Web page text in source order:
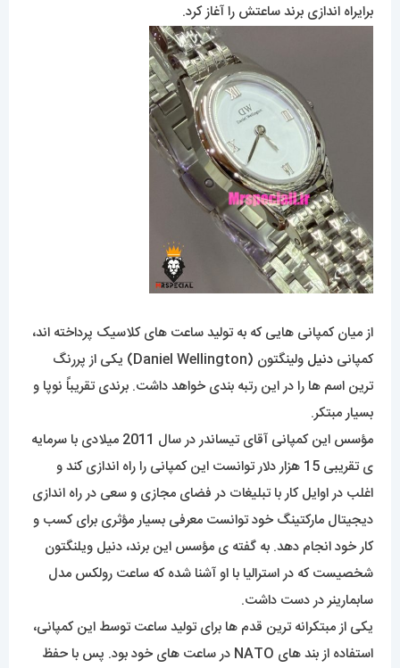
برایراه اندازی برند ساعتش را آغاز کرد.
از میان کمپانی هایی که به تولید ساعت های کلاسیک پرداخته اند،
کمپانی دنیل
ولینگتون (Daniel Wellington) یکی از پررنگ
ترین اسم ها را در این رتبه بندی خواهد داشت. برندی تقریباً نوپا و
بسیار مبتکر.
مؤسس این کمپانی آقای تیساندر در سال 2011 میلادی با سرمایه
ی تقریبی 15 هزار دلار توانست این کمپانی را راه اندازی کند و
اغلب در اوایل کار با تبلیغات در فضای مجازی و سعی در راه اندازی
دیجیتال مارکتینگ خود توانست معرفی بسیار مؤثری برای کسب و
کار خود انجام دهد. به گفته ی مؤسس این برند، دنیل ویلنگتون
شخصیست که در استرالیا با او آشنا شده که ساعت رولکس مدل
سابمارینر در دست داشت.
یکی از مبتکرانه ترین قدم ها برای تولید ساعت توسط این کمپانی،
استفاده از بند های NATO در ساعت های خود بود. پس با حفظ